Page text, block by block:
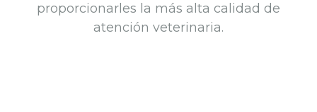
proporcionarles la más alta calidad de
atención veterinaria.